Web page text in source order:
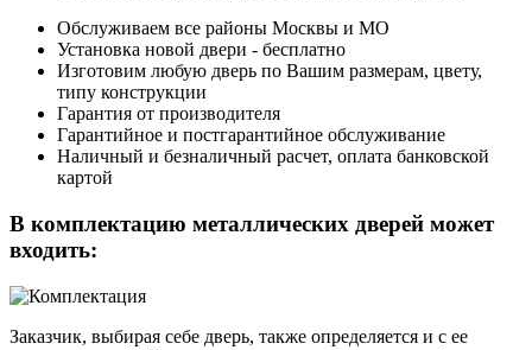
Обслуживаем все районы Москвы и МО
Установка новой двери - бесплатно
Изготовим любую дверь по Вашим размерам, цвету,
типу конструкции
Гарантия от производителя
Гарантийное и постгарантийное обслуживание
Наличный и безналичный расчет, оплата банковской
картой
В комплектацию металлических дверей может
входить:
Заказчик, выбирая себе дверь, также определяется и с ее